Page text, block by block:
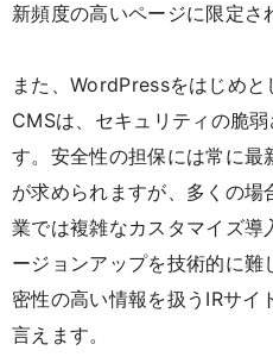
新頻度の高いページに限定さ
また、WordPressをはじめ
CMSは、セキュリティの脆
す。安全性の担保には常に最
が求められますが、多くの
業では複雑なカスタマイズ
ージョンアップを技術的に
密性の高い情報を扱うIRサイ
言えます。